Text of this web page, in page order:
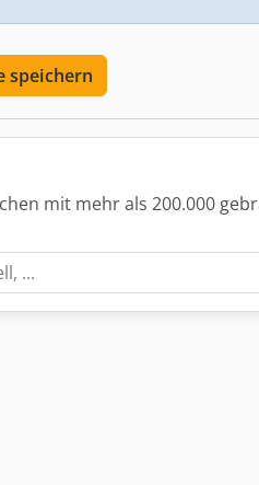
speichern
mit mehr als 200.000